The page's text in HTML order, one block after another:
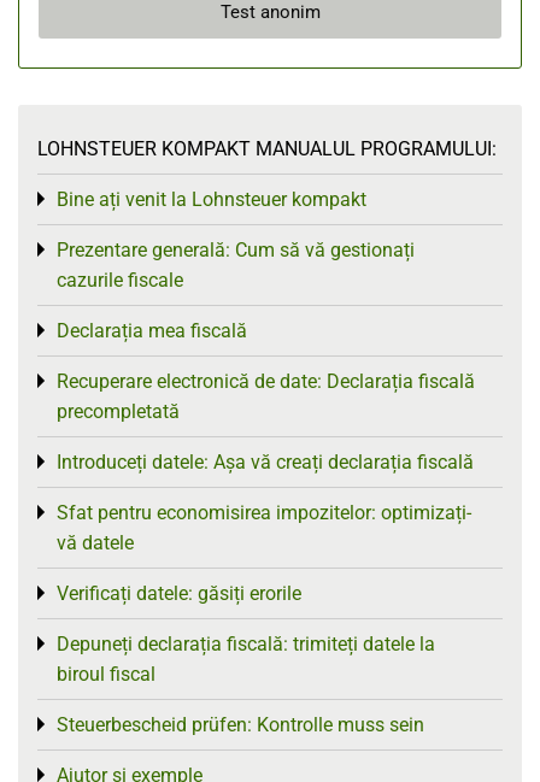
Test anonim
LOHNSTEUER KOMPAKT MANUALUL PROGRAMULUI:
Bine ați venit la Lohnsteuer kompakt
Toggle menu
Prezentare generală: Cum să vă gestionați
cazurile fiscale
Toggle menu
Declarația mea fiscală
Toggle menu
Recuperare electronică de date: Declarația fiscală
precompletată
Toggle menu
Introduceți datele: Așa vă creați declarația fiscală
Toggle menu
Sfat pentru economisirea impozitelor: optimizați-
vă datele
Toggle menu
Verificați datele: găsiți erorile
Toggle menu
Depuneți declarația fiscală: trimiteți datele la
biroul fiscal
Toggle menu
Steuerbescheid prüfen: Kontrolle muss sein
Toggle menu
Ajutor și exemple
Toggle menu